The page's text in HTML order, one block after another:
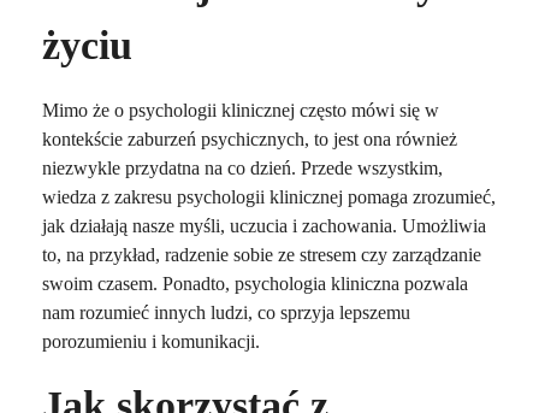
życiu
Mimo że o psychologii klinicznej często mówi się w
kontekście zaburzeń psychicznych, to jest ona również
niezwykle przydatna na co dzień. Przede wszystkim,
wiedza z zakresu psychologii klinicznej pomaga zrozumieć,
jak działają nasze myśli, uczucia i zachowania. Umożliwia
to, na przykład, radzenie sobie ze stresem czy zarządzanie
swoim czasem. Ponadto, psychologia kliniczna pozwala
nam rozumieć innych ludzi, co sprzyja lepszemu
porozumieniu i komunikacji.